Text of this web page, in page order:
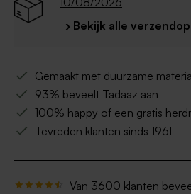
› Bekijk alle
Gemaakt met duurzame
93% beveelt Tadaaz aan
100% happy of een gratis
Tevreden klanten sinds 1961
Van 3600 klanten